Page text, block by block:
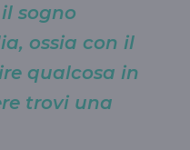
sogno
ossia con il
qualcosa in
trovi una